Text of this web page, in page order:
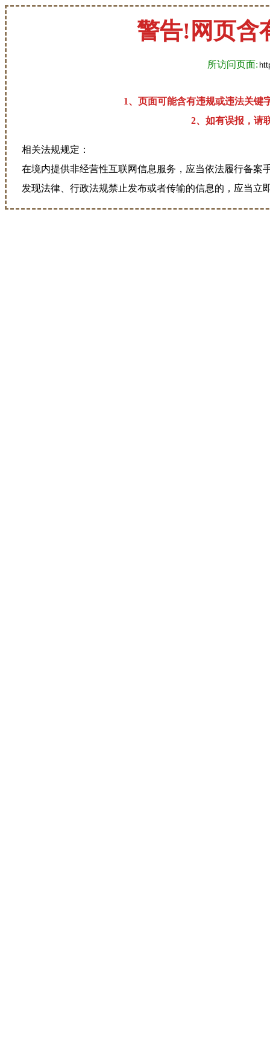
警告!网页含
所访问页面:
1、页面可能含有违规或违法关键
2、如有误报，请
相关法规规定：
在境内提供非经营性互联网信息服务，应当依法履行备案
发现法律、行政法规禁止发布或者传输的信息的，应当